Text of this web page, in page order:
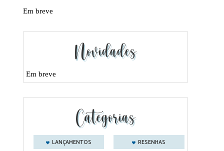
Em breve
Novidades
Em breve
Categorias
LANÇAMENTOS RESENHAS